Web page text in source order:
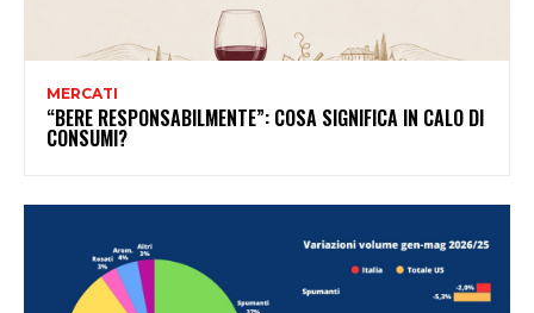
MERCATI
“BERE RESPONSABILMENTE”: COSA SIGNIFICA IN CALO DI
CONSUMI?